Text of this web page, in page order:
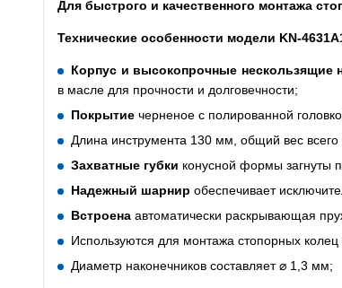
Для быстрого и качественного монтажа
Технические особенности модели KN-4631A
Корпус и высокопрочные нескользящие
в масле для прочности и долговечности;
Покрытие черненое с полированной
Длина инструмента 130 мм, общий вес всего
Захватные губки конусной формы загнуты
Надежный шарнир обеспечивает
Встроена автоматически раскрывающая
Используются для монтажа стопорных
Диаметр наконечников составляет ⌀ 1,3 мм;